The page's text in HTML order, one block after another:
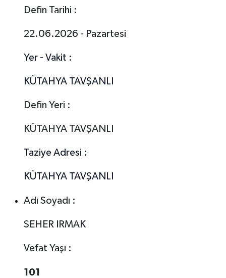
Defin Tarihi :
22.06.2026 - Pazartesi
Yer - Vakit :
KÜTAHYA TAVŞANLI
Defin Yeri :
KÜTAHYA TAVŞANLI
Taziye Adresi :
KÜTAHYA TAVŞANLI
Adı Soyadı :
SEHER IRMAK
Vefat Yaşı :
101